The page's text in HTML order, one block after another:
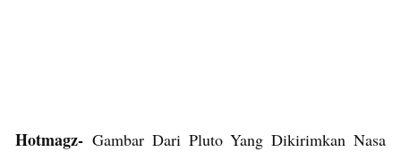
Hotmagz- Gambar Dari Pluto Yang Dikirimkan Nasa